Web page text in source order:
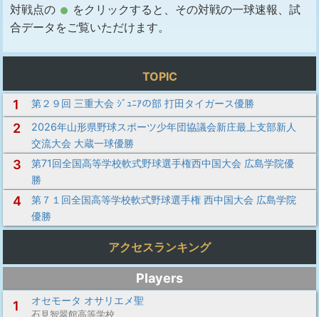
対戦点の
をクリックすると、その対戦の一球速報、試
合データをご覧いただけます。
TOPIC
1 第２９回 三重大会 ｼﾞｭﾆｱの部 打田タイガース優勝
2
2026年山形県野球スポーツ少年団協議会新庄最上支部新人
交流大会 大蔵一球優勝
3
第71回全国高等学校軟式野球選手権西中国大会 広島学院優
勝
4
第７１回全国高等学校軟式野球選手権 西中国大会 広島学院
優勝
アクセスランキング
Players
1
オセモータ オサリエメ聖
石見智翠館高等学校